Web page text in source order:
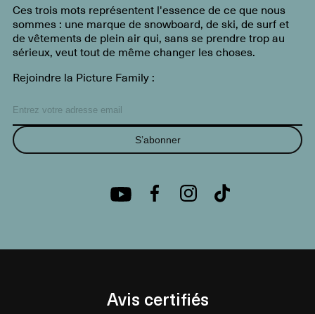
Ces trois mots représentent l'essence de ce que nous
sommes : une marque de snowboard, de ski, de surf et
de vêtements de plein air qui, sans se prendre trop au
sérieux, veut tout de même changer les choses.
Rejoindre la Picture Family :
S’abonner
Avis certifiés